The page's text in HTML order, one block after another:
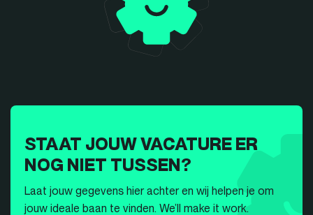
STAAT JOUW VACATURE ER
NOG NIET TUSSEN?
Laat jouw gegevens hier achter en wij helpen je om
jouw ideale baan te vinden. We’ll make it work.